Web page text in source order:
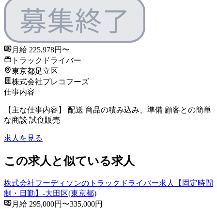
月給 225,978円〜
トラックドライバー
東京都足立区
株式会社プレコフーズ
仕事内容
【主な仕事内容】 配送 商品の積み込み、準備 顧客との簡単
な商談 試食販売
求人を見る
この求人と似ている求人
株式会社フーディソンのトラックドライバー求人【固定時間
制・日勤】-大田区(東京都)
月給 295,000円〜335,000円